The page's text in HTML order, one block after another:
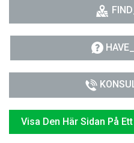
Visa Den Här Sidan På